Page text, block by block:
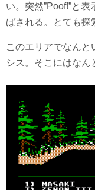
い。突然”Poof!”と
ばされる。とても探
このエリアでなんと
シス。そこにはな